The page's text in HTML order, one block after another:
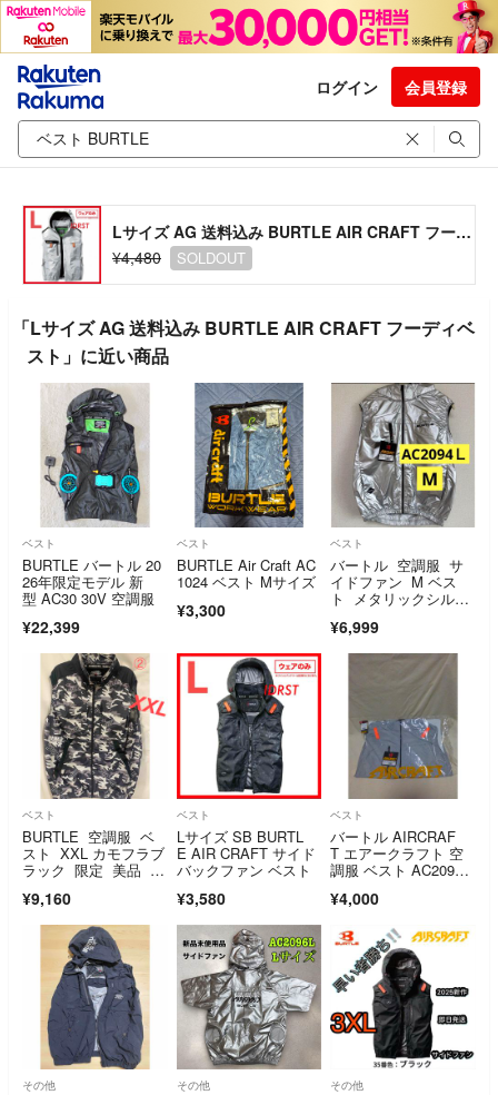
ログイン 会員登録
Lサイズ AG 送料込み BURTLE AIR CRAFT フーディベスト
¥4,480
SOLDOUT
「Lサイズ AG 送料込み BURTLE AIR CRAFT フーディベ
スト」に近い商品
ベスト
BURTLE バートル 20
26年限定モデル 新
型 AC30 30V 空調服
¥22,399
ベスト
BURTLE Air Craft AC
1024 ベスト Mサイズ
¥3,300
ベスト
バートル 空調服 サ
イドファン M ベス
ト メタリックシルバ
¥6,999
ベスト
BURTLE 空調服 ベ
スト XXL カモフラブ
ラック 限定 美品 ゴ
¥9,160
ベスト
Lサイズ SB BURTL
E AIR CRAFT サイド
バックファン ベスト
¥3,580
ベスト
バートル AIRCRAF
T エアークラフト 空
調服 ベスト AC2094H
ー 新品未開封品！
¥4,000
その他 その他 その他